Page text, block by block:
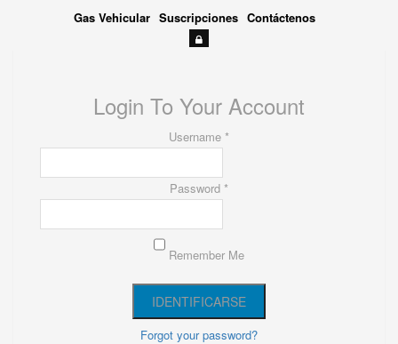
Gas Vehicular Suscripciones Contáctenos
Login To Your Account
Username *
Password *
Remember Me
Forgot your password?